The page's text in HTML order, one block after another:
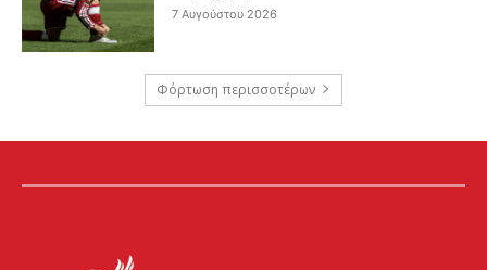
7 Αυγούστου 2026
Φόρτωση περισσοτέρων